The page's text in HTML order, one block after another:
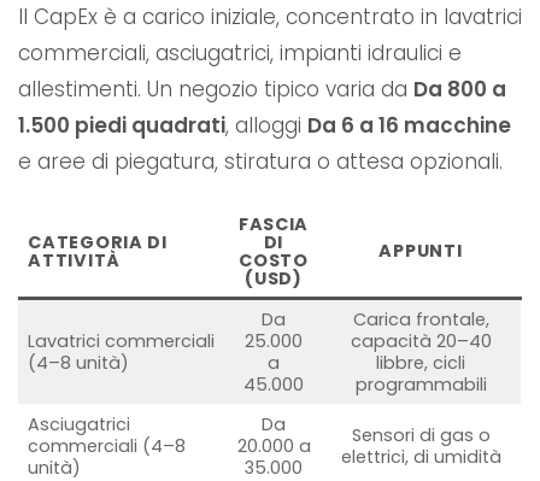
Il CapEx è a carico iniziale, concentrato in lavatrici
commerciali, asciugatrici, impianti idraulici e
allestimenti. Un negozio tipico varia da Da 800 a
1.500 piedi quadrati, alloggi Da 6 a 16 macchine
e aree di piegatura, stiratura o attesa opzionali.
CATEGORIA DI
ATTIVITÀ
FASCIA
DI
COSTO
(USD)
APPUNTI
Lavatrici commerciali
(4–8 unità)
Da
25.000
a
45.000
Carica frontale,
capacità 20–40
libbre, cicli
programmabili
Asciugatrici
commerciali (4–8
unità)
Da
20.000 a
35.000
Sensori di gas o
elettrici, di umidità